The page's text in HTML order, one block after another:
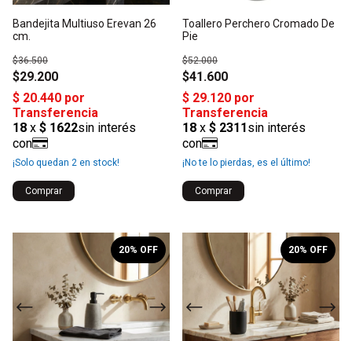
Bandejita Multiuso Erevan 26
cm.
$29.200
$36.500
¡Solo quedan 2 en stock!
Comprar
Toallero Perchero Cromado De
Pie
$41.600
$52.000
¡No te lo pierdas, es el último!
1/4
20% OFF 1/5
20% OFF